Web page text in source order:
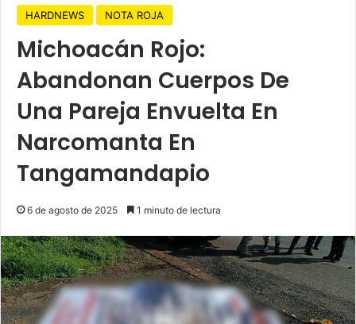
HARDNEWS NOTA ROJA
Michoacán Rojo:
Abandonan Cuerpos De
Una Pareja Envuelta En
Narcomanta En
Tangamandapio
6 de agosto de 2025 1 minuto de lectura